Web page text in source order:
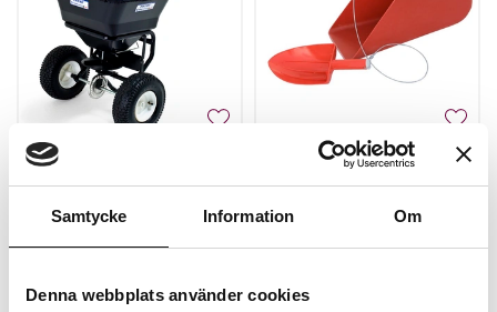
Samtycke Information Om
Denna webbplats använder cookies
Hörby Gödselspridare
Multi
Beställningsvara, 1-2v
4 929 kr
Köp
Sandhink m skopa
763 kr